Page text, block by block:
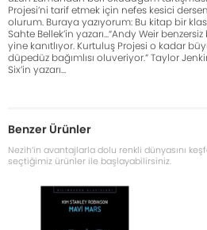
Projesi’ni tarif etmek için nefes kesici
olurum. Buraya yazıyorum: Bu kitap bir
Sahte Bellek’in yazarı...“Andy Weir
yine kanıtlıyor. Kurtuluş Projesi o kadar
düpedüz bağımlısı oluveriyor.” Taylor
Six’in yazarı...
Benzer Ürünler
Nezih’in avantajlarla dolu renkli dünyasını
seçtiğimiz ürünler ile başlayabilirsiniz.